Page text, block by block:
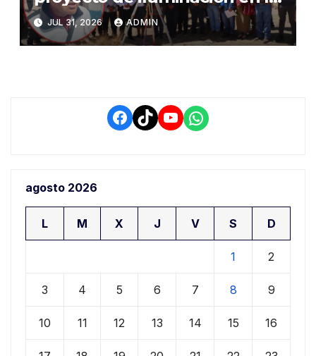
salida a Puno y alertan por
demora que pone en riesgo a
conductores
JUL 31, 2026 ADMIN
Facebook
TikTokYouTube
WhatsApp
agosto 2026
L M X J V S D
1 2
3 4 5 6 7 8 9
10 11 12 13 14 15 16